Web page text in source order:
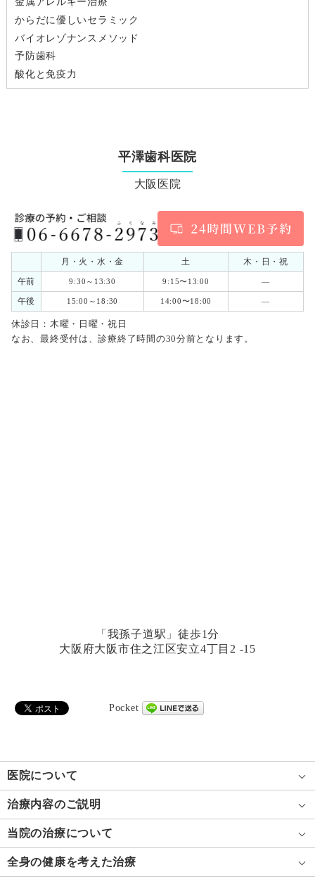
からだに優しいセラミック
バイオレゾナンスメソッド
予防歯科
酸化と免疫力
平澤歯科医院
大阪医院
月・火・水・金 土
木・日・祝
午前
9:30～13:30 9:15〜13:00 ―
午後 15:00～18:30 14:00〜18:00 ―
休診日：木曜・日曜・祝日
なお、最終受付は、診療終了時間の30分前となります。
「我孫子道駅」徒歩1分
大阪府大阪市住之江区安立4丁目2 -15
Pocket
医院について
治療内容のご説明
当院の治療について
全身の健康を考えた治療